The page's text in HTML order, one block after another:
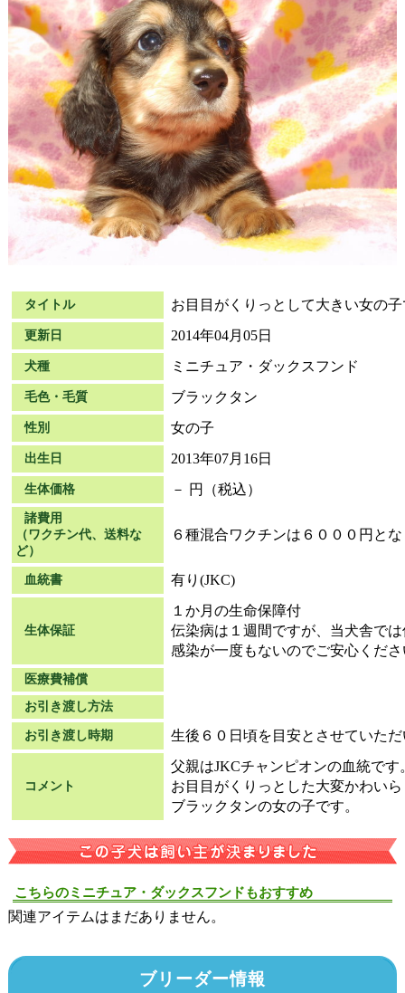
タイトル お目目がくりっとして大きい女の子
更新日 2014年04月05日
犬種 ミニチュア・ダックスフンド
毛色・毛質 ブラックタン
性別 女の子
出生日 2013年07月16日
生体価格 － 円（税込）
諸費用
（ワクチン代、送料な
ど）
６種混合ワクチンは６０００円と
血統書 有り(JKC)
生体保証
１か月の生命保障付
伝染病は１週間ですが、当犬舎で
感染が一度もないのでご安心くだ
医療費補償
お引き渡し方法
お引き渡し時期 生後６０日頃を目安とさせていた
コメント
父親はJKCチャンピオンの血統です
お目目がくりっとした大変かわい
ブラックタンの女の子です。
こちらのミニチュア・ダックスフンドもおすすめ
関連アイテムはまだありません。
ブリーダー情報